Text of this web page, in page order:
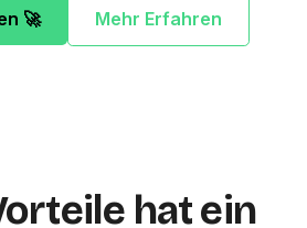
🚀 Mehr Erfahren
hat ein